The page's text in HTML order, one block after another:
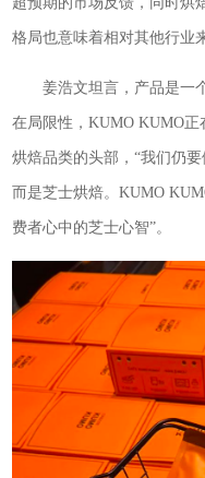
格局也意味着相对其他行业
姜浩文坦言，产品是一个
在局限性，KUMO KUMO
烘焙品类的头部，“我们仍
而是芝士烘焙。KUMO
费者心中的芝士心智”。